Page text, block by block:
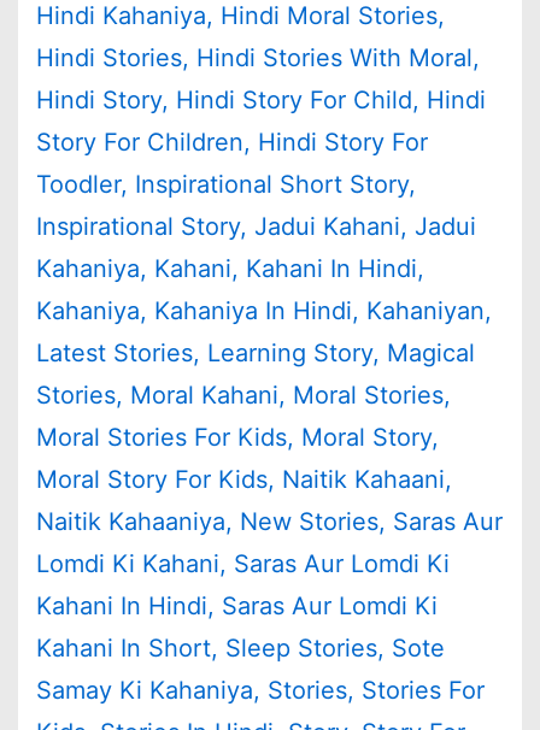
Hindi Kahaniya, Hindi Moral Stories,
Hindi Stories, Hindi Stories With Moral,
Hindi Story, Hindi Story For Child, Hindi
Story For Children, Hindi Story For
Toodler, Inspirational Short Story,
Inspirational Story, Jadui Kahani, Jadui
Kahaniya, Kahani, Kahani In Hindi,
Kahaniya, Kahaniya In Hindi, Kahaniyan,
Latest Stories, Learning Story, Magical
Stories, Moral Kahani, Moral Stories,
Moral Stories For Kids, Moral Story,
Moral Story For Kids, Naitik Kahaani,
Naitik Kahaaniya, New Stories, Saras Aur
Lomdi Ki Kahani, Saras Aur Lomdi Ki
Kahani In Hindi, Saras Aur Lomdi Ki
Kahani In Short, Sleep Stories, Sote
Samay Ki Kahaniya, Stories, Stories For